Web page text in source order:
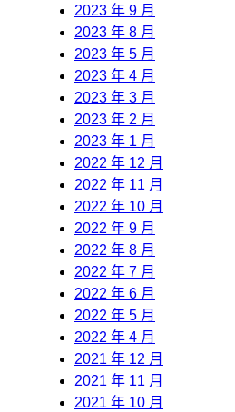
2023 年 9 月
2023 年 8 月
2023 年 5 月
2023 年 4 月
2023 年 3 月
2023 年 2 月
2023 年 1 月
2022 年 12 月
2022 年 11 月
2022 年 10 月
2022 年 9 月
2022 年 8 月
2022 年 7 月
2022 年 6 月
2022 年 5 月
2022 年 4 月
2021 年 12 月
2021 年 11 月
2021 年 10 月